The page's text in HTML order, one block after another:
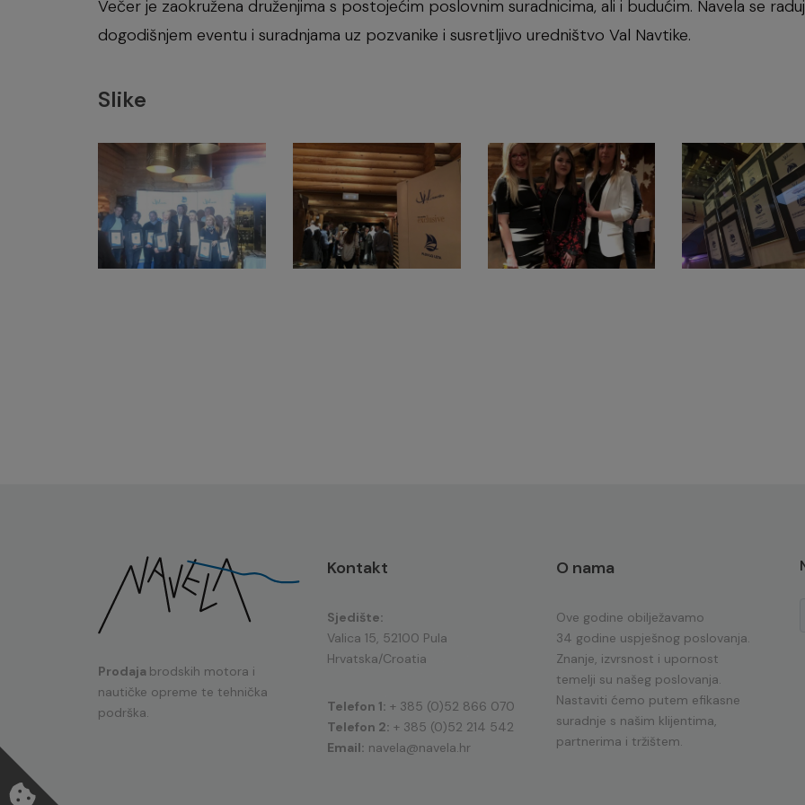
Večer je zaokružena druženjima s postojećim poslovnim suradnicima, ali i budućim. Navela se
dogodišnjem eventu i suradnjama uz pozvanike i susretljivo uredništvo Val Navtike.
Slike
Prodaja brodskih motora i
nautičke opreme te tehnička
podrška.
Kontakt
Sjedište:
Valica 15, 52100 Pula
Hrvatska/Croatia
Telefon 1: + 385 (0)52 866 070
Telefon 2: + 385 (0)52 214 542
Email: navela@navela.hr
O nama
Ove godine obilježavamo
34 godine uspješnog poslovanja.
Znanje, izvrsnost i upornost
temelji su našeg poslovanja.
Nastaviti ćemo putem efikasne
suradnje s našim klijentima,
partnerima i tržištem.